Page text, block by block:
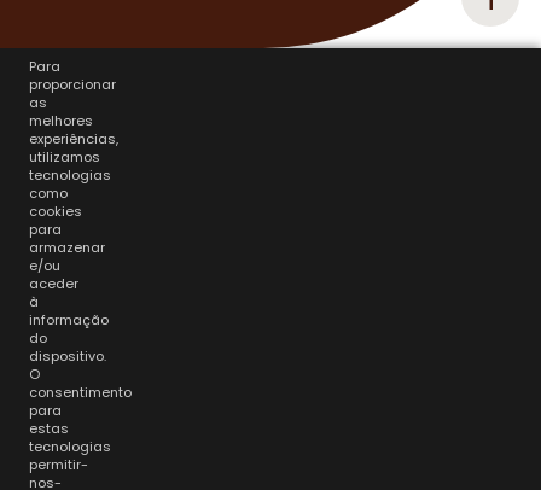
Para
proporcionar
as
melhores
experiências,
utilizamos
tecnologias
como
cookies
para
armazenar
e/ou
aceder
à
informação
do
dispositivo.
O
consentimento
para
estas
tecnologias
permitir-
nos-